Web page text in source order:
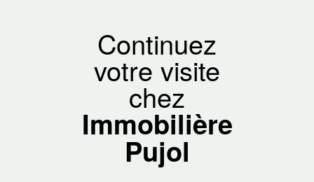
Continuez
votre visite
chez
Immobilière
Pujol